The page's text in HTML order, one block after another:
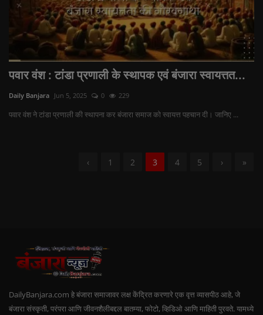
पवार वंश : टांडा प्रणाली के स्थापक एवं बंजारा स्वायत्तत...
Daily Banjara Jun 5, 2025 0 229
पवार वंश ने टांडा प्रणाली की स्थापना कर बंजारा समाज को स्वायत्त पहचान दी। जानिए ...
‹ 1 2 3 4 5 › »
DailyBanjara.com हे बंजारा समाजावर लक्ष केंद्रित करणारे एक वृत्त व्यासपीठ आहे, जे
बंजारा संस्कृती, परंपरा आणि जीवनशैलीबद्दल बातम्या, फोटो, व्हिडिओ आणि माहिती पुरवते. यामध्ये